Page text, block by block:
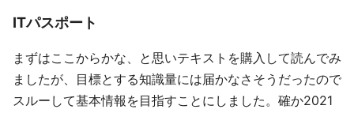
ITパスポート
まずはここからかな、と思いテキストを購入して読んでみ
ましたが、目標とする知識量には届かなさそうだったので
スルーして基本情報を目指すことにしました。確か2021